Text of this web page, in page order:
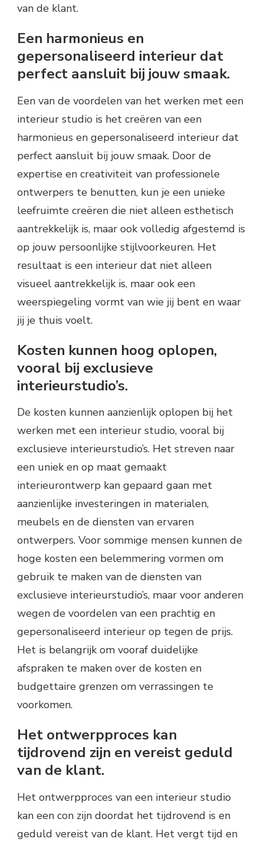
van de klant.
Een harmonieus en
gepersonaliseerd interieur dat
perfect aansluit bij jouw smaak.
Een van de voordelen van het werken met een
interieur studio is het creëren van een
harmonieus en gepersonaliseerd interieur dat
perfect aansluit bij jouw smaak. Door de
expertise en creativiteit van professionele
ontwerpers te benutten, kun je een unieke
leefruimte creëren die niet alleen esthetisch
aantrekkelijk is, maar ook volledig afgestemd is
op jouw persoonlijke stijlvoorkeuren. Het
resultaat is een interieur dat niet alleen
visueel aantrekkelijk is, maar ook een
weerspiegeling vormt van wie jij bent en waar
jij je thuis voelt.
Kosten kunnen hoog oplopen,
vooral bij exclusieve
interieurstudio’s.
De kosten kunnen aanzienlijk oplopen bij het
werken met een interieur studio, vooral bij
exclusieve interieurstudio’s. Het streven naar
een uniek en op maat gemaakt
interieurontwerp kan gepaard gaan met
aanzienlijke investeringen in materialen,
meubels en de diensten van ervaren
ontwerpers. Voor sommige mensen kunnen de
hoge kosten een belemmering vormen om
gebruik te maken van de diensten van
exclusieve interieurstudio’s, maar voor anderen
wegen de voordelen van een prachtig en
gepersonaliseerd interieur op tegen de prijs.
Het is belangrijk om vooraf duidelijke
afspraken te maken over de kosten en
budgettaire grenzen om verrassingen te
voorkomen.
Het ontwerpproces kan
tijdrovend zijn en vereist geduld
van de klant.
Het ontwerpproces van een interieur studio
kan een con zijn doordat het tijdrovend is en
geduld vereist van de klant. Het vergt tijd en